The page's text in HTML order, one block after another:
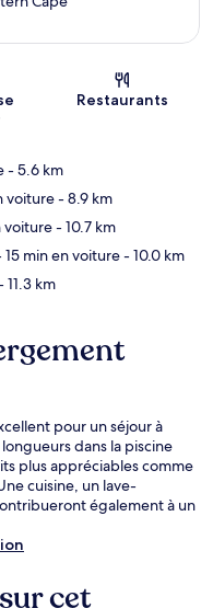
Restaurants
- 5.6 km
voiture- 8.9 km
voiture- 10.7 km
15 min en voiture- 10.0 km
11.3 km
pour un séjour à
dans la piscine
plus appréciables comme
cuisine, un lave-
également à un
cet